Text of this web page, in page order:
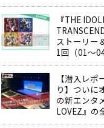
『THE
ストーリー
1回（01～04
【潜入レポ
り】ついに
の新エンタ
LOVEZ』の